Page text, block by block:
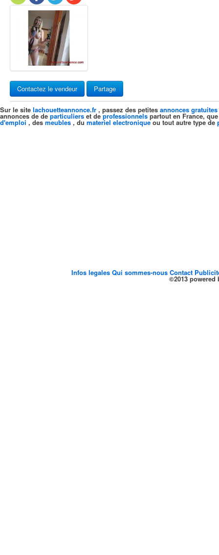
Contactez le vendeur Partage
Sur le site lachouetteannonce.fr , passez des petites annonces gratuites
annonces de de particuliers et deprofessionnels partout en France,
d'emploi , des meubles , du materiel electroniqueou tout autre type de
Infos legalesQui sommes-nousContact
©2013 powered